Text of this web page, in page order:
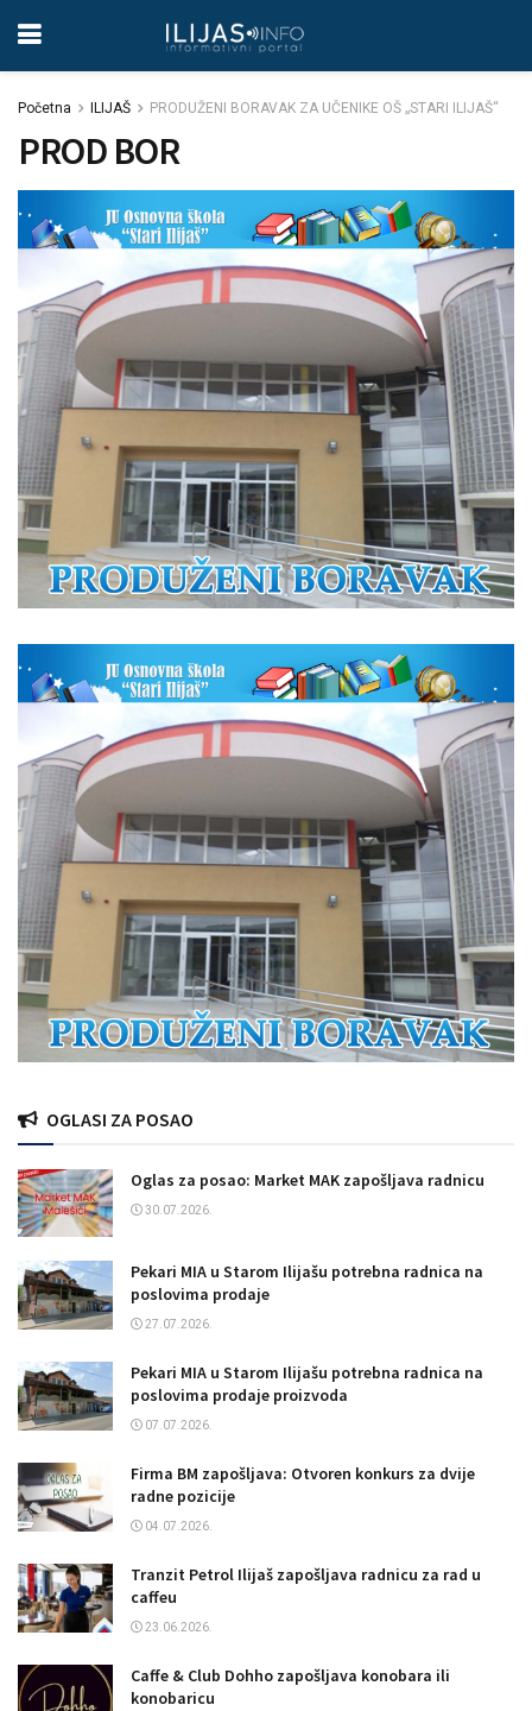
Početna ILIJAŠ PRODUŽENI BORAVAK ZA UČENIKE OŠ „STARI ILIJAŠ“
PROD BOR
OGLASI ZA POSAO
Oglas za posao: Market MAK zapošljava radnicu
30.07.2026.
Pekari MIA u Starom Ilijašu potrebna radnica na
poslovima prodaje
27.07.2026.
Pekari MIA u Starom Ilijašu potrebna radnica na
poslovima prodaje proizvoda
07.07.2026.
Firma BM zapošljava: Otvoren konkurs za dvije
radne pozicije
04.07.2026.
Tranzit Petrol Ilijaš zapošljava radnicu za rad u
caffeu
23.06.2026.
Caffe & Club Dohho zapošljava konobara ili
konobaricu